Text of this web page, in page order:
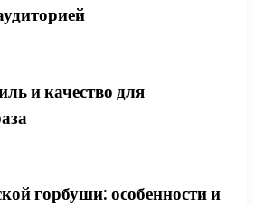
и качество для
горбуши: особенности и